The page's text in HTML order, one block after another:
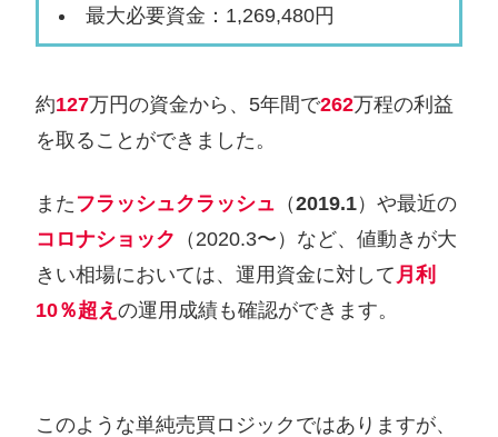
最大必要資金：1,269,480円
約127万円の資金から、5年間で262万程の利益
を取ることができました。
また フラッシュクラッシュ （2019.1）や最近の
コロナショック （2020.3〜）など、値動きが大
きい相場においては、運用資金に対して 月利
10％超え の運用成績も確認ができます。
このような単純売買ロジックではありますが、